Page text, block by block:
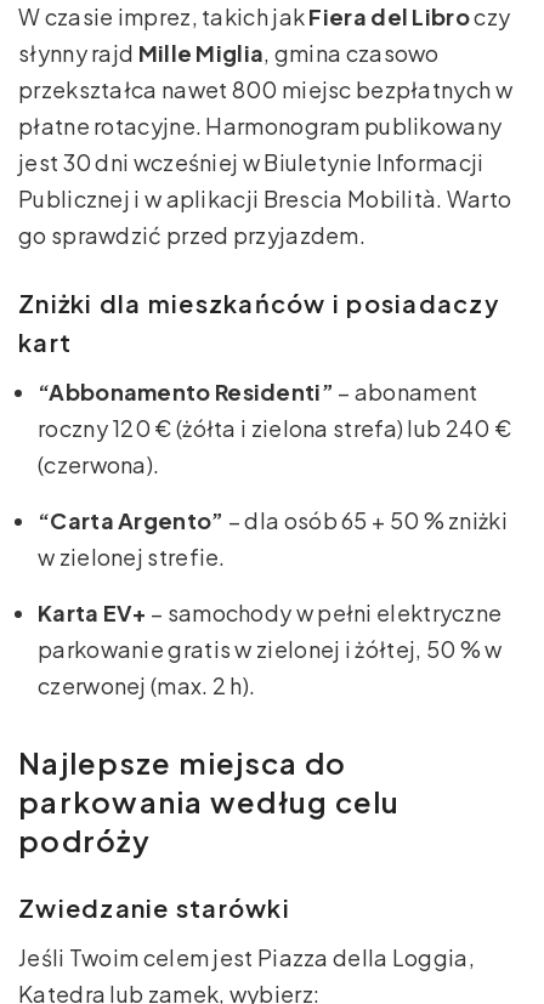
W czasie imprez, takich jakFiera del Libroczy
słynny rajd Mille Miglia, gmina czasowo
przekształca nawet 800 miejsc bezpłatnych w
płatne rotacyjne. Harmonogram publikowany
jest 30 dni wcześniej w Biuletynie Informacji
Publicznej i w aplikacji Brescia Mobilità. Warto
go sprawdzić przed przyjazdem.
Zniżki dla mieszkańców i posiadaczy
kart
“Abbonamento Residenti” – abonament
roczny 120 € (żółta i zielona strefa) lub 240 €
(czerwona).
“Carta Argento” – dla osób 65 + 50 % zniżki
w zielonej strefie.
Karta EV+ – samochody w pełni elektryczne
parkowanie gratis w zielonej i żółtej, 50 % w
czerwonej (max. 2 h).
Najlepsze miejsca do
parkowania według celu
podróży
Zwiedzanie starówki
Jeśli Twoim celem jest Piazza della Loggia,
Katedra lub zamek, wybierz: